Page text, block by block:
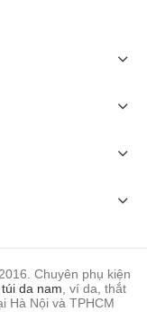
Chuyên phụ kiện
túi da nam , ví da, thắt
Hà Nội và TPHCM